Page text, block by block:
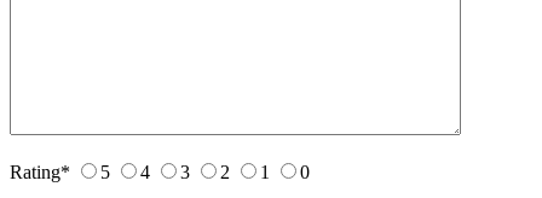
Rating* 5 4 3 2 1 0